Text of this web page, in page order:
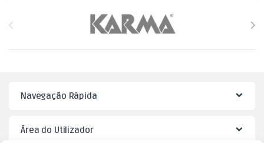
Brands Carousel
Navegação Rápida
Área do Utilizador